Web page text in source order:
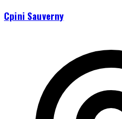
Cpini Sauverny